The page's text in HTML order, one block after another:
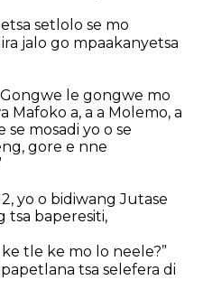
setlolo se mo
jalo go mpaakanyetsa
le gongwe mo
Mafoko a, a a Molemo, a
mosadi yo o se
gore e nne
yo o bidiwang Jutase
tsa baperesiti,
tle ke mo lo neele?”
tsa selefera di